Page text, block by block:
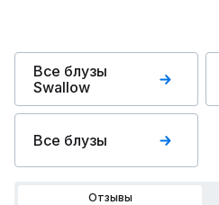
Все блузы
Swallow
Все блузы
Отзывы